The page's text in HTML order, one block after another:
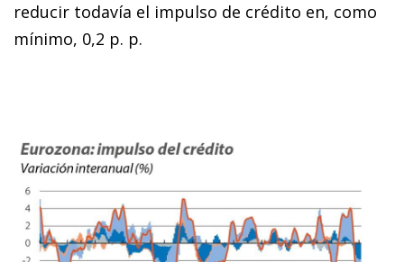
reducir todavía el impulso de crédito en, como
mínimo, 0,2 p. p.